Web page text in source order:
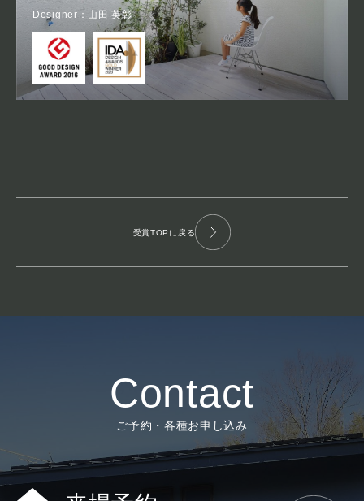
Designer：山田 英彰
受賞TOPに戻る
Contact
ご予約・各種お申し込み